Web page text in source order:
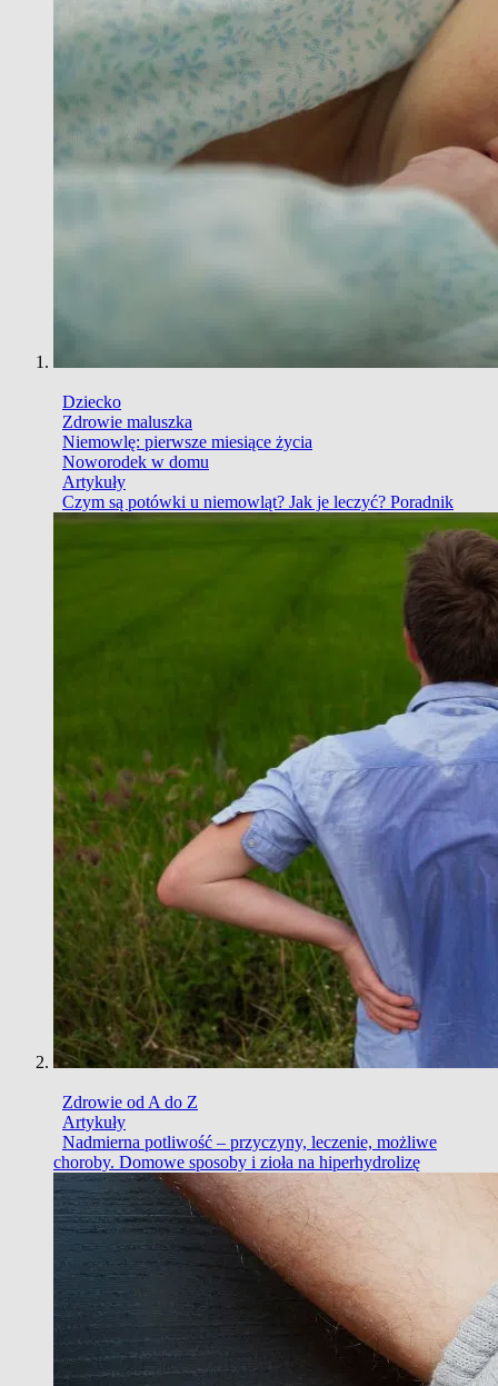
Dziecko
Zdrowie maluszka
Niemowlę: pierwsze miesiące życia
Noworodek w domu
Artykuły
Czym są potówki u niemowląt? Jak je leczyć? Poradnik
Zdrowie od A do Z
Artykuły
Nadmierna potliwość – przyczyny, leczenie, możliwe
choroby. Domowe sposoby i zioła na hiperhydrolizę